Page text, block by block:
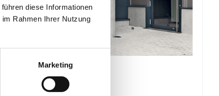
diese Informationen
Rahmen Ihrer Nutzung
Marketing